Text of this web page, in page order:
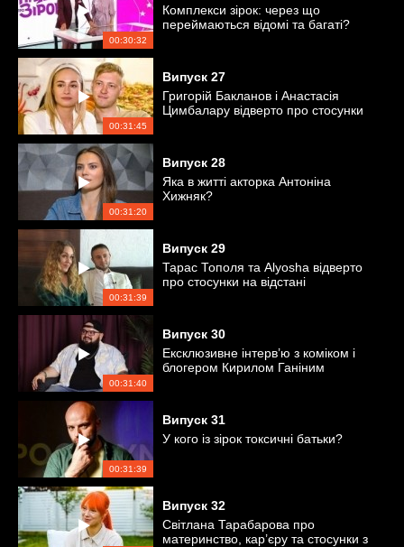
00:30:32
Комплекси зірок: через що
переймаються відомі та багаті?
00:31:45
Випуск 27
Григорій Бакланов і Анастасія
Цимбалару відверто про стосунки
00:31:20
Випуск 28
Яка в житті акторка Антоніна
Хижняк?
00:31:39
Випуск 29
Тарас Тополя та Alyosha відверто
про стосунки на відстані
00:31:40
Випуск 30
Ексклюзивне інтерв’ю з коміком і
блогером Кирилом Ганіним
00:31:39
Випуск 31
У кого із зірок токсичні батьки?
Випуск 32
Світлана Тарабарова про
материнство, кар’єру та стосунки з